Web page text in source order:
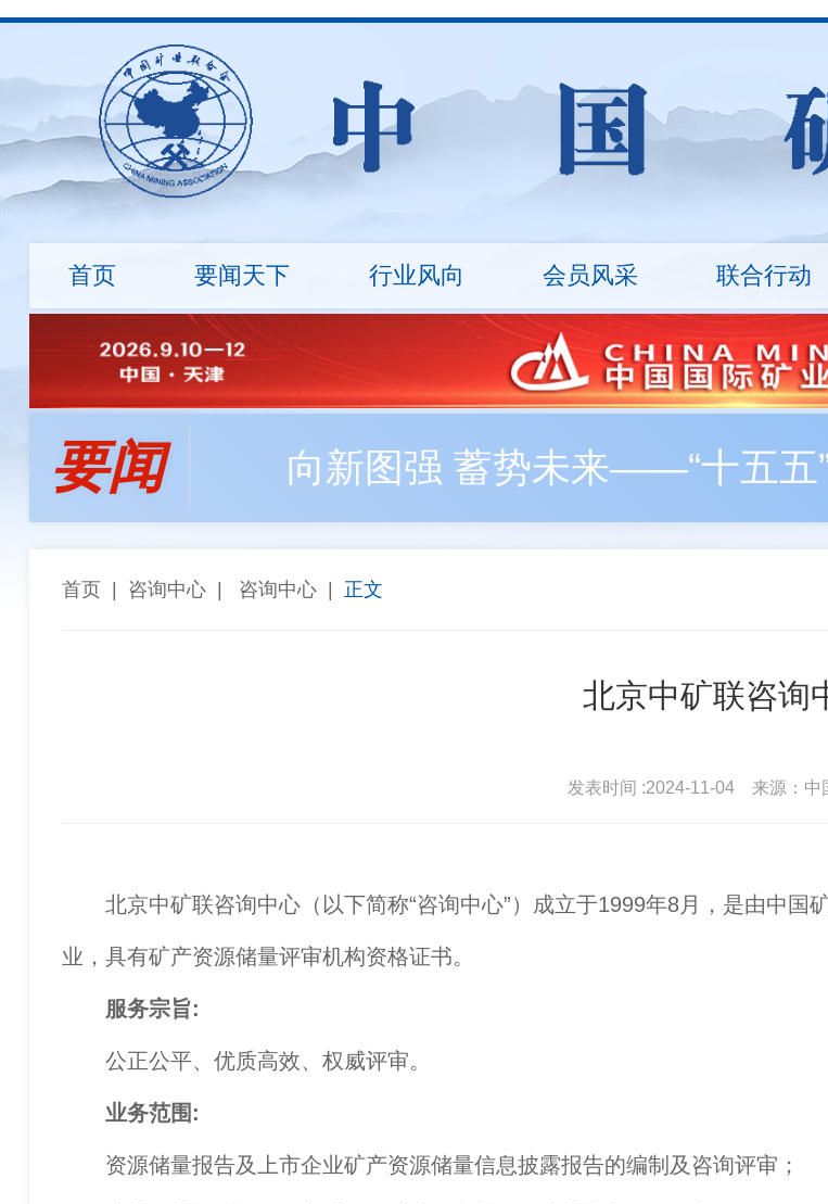
首页 要闻天下 行业风向 会员风采 联合行动
会长
程利伟
负责人
程利伟 王永才 王炯辉 王蕾 丛革臣
刘 钦 刘炳宇 邹玮 刘敬锟
李全生 陈长宏 陈景河 苑占永
张斗群 王乐译 唐 社 董建雄 王进平
秘书长
车长波
协会
协会
行业资讯 国际动态 统计数据 行业报告 技术
地勘诚信 标准建设 ESG治理 矿业沙龙 万里行
入
会员资讯
探矿工程所自主研发数字岩心钻机，最大钻进深度达20...
中国矿业大学筹建战略矿产资源学院
希尔威参股企业实现厄瓜多尔金铜矿勘探重大突破 单孔...
会员展示
新入会会员
要闻 向新图强 蓄势未来——“十五五
首页 咨询中心| 咨询中心| 正文
北京中矿联咨询
发表时间 :2024-11-04 来源：中
北京中矿联咨询中心（以下简称“咨询中心”）成立于1999年8月，是由中国
业，具有矿产资源储量评审机构资格证书。
服务宗旨:
公正公平、优质高效、权威评审。
业务范围:
资源储量报告及上市企业矿产资源储量信息披露报告的编制及咨询评审；